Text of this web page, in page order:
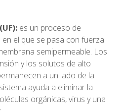
es un proceso de
el que se pasa con fuerza
semipermeable. Los
y los solutos de alto
a un lado de la
ayuda a eliminar la
orgánicas, virus y una